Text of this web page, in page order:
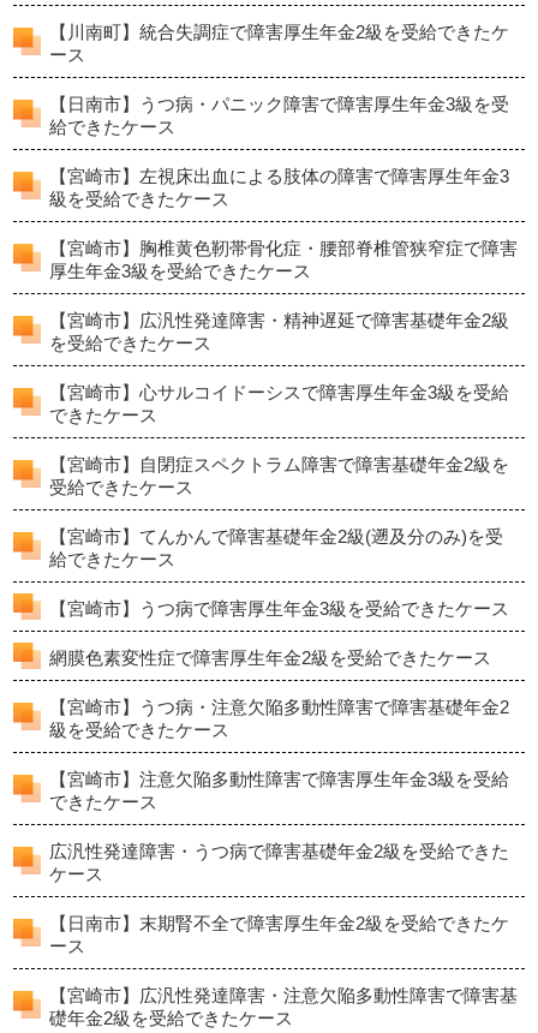
【川南町】統合失調症で障害厚生年金2級を受給できたケ
ース
【日南市】うつ病・パニック障害で障害厚生年金3級を受
給できたケース
【宮崎市】左視床出血による肢体の障害で障害厚生年金3
級を受給できたケース
【宮崎市】胸椎黄色靭帯骨化症・腰部脊椎管狭窄症で障害
厚生年金3級を受給できたケース
【宮崎市】広汎性発達障害・精神遅延で障害基礎年金2級
を受給できたケース
【宮崎市】心サルコイドーシスで障害厚生年金3級を受給
できたケース
【宮崎市】自閉症スペクトラム障害で障害基礎年金2級を
受給できたケース
【宮崎市】てんかんで障害基礎年金2級(遡及分のみ)を受
給できたケース
【宮崎市】うつ病で障害厚生年金3級を受給できたケース
網膜色素変性症で障害厚生年金2級を受給できたケース
【宮崎市】うつ病・注意欠陥多動性障害で障害基礎年金2
級を受給できたケース
【宮崎市】注意欠陥多動性障害で障害厚生年金3級を受給
できたケース
広汎性発達障害・うつ病で障害基礎年金2級を受給できた
ケース
【日南市】末期腎不全で障害厚生年金2級を受給できたケ
ース
【宮崎市】広汎性発達障害・注意欠陥多動性障害で障害基
礎年金2級を受給できたケース